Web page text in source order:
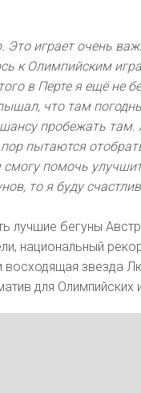
Это играет очень
к Олимпийским
в Перте я ещё не
что там
пробежать там.
пытаются
смогу помочь
то я буду
лучшие бегуны
национальный
звезда
для Олимпийских